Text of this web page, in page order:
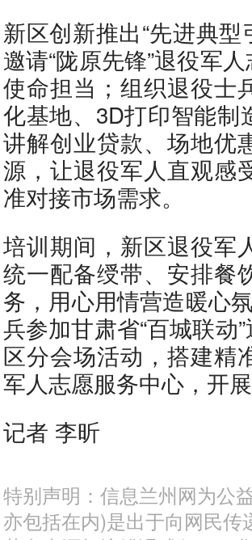
新区创新推出“先进典
邀请“陇原先锋”退役军
使命担当；组织退役士
化基地、3D打印智能
讲解创业贷款、场地优
源，让退役军人直观感
准对接市场需求。
培训期间，新区退役军
统一配备绶带、安排餐
务，用心用情营造暖心
兵参加甘肃省“百城联动
区分会场活动，搭建精
军人志愿服务中心，开
记者 李昕
特别声明：信息兰州网为公
亦包括在内)是出于向网民